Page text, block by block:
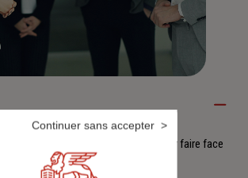
clients des solutions durables pour faire face
et environnementaux.
Continuer sans accepter